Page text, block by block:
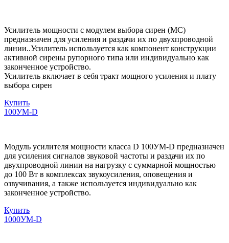
Усилитель мощности с модулем выбора сирен (МС)
предназначен для усиления и раздачи их по двухпроводной
линии..Усилитель используется как компонент конструкции
активной сирены рупорного типа или индивидуально как
законченное устройство.
Усилитель включает в себя тракт мощного усиления и плату
выбора сирен
Купить
100УМ-D
Модуль усилителя мощности класса D 100УМ-D предназначен
для усиления сигналов звуковой частоты и раздачи их по
двухпроводной линии на нагрузку с суммарной мощностью
до 100 Вт в комплексах звукоусиления, оповещения и
озвучивания, а также используется индивидуально как
законченное устройство.
Купить
1000УМ-D